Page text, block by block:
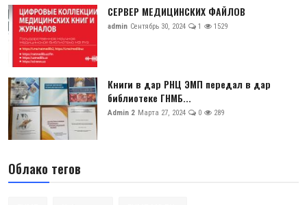
СЕРВЕР МЕДИЦИНСКИХ ФАЙЛОВ
admin Сентябрь 30, 2024 1 1529
Книги в дар РНЦ ЭМП передал в дар
библиотеке ГНМБ...
Admin 2 Марта 27, 2024 0 289
Облако тегов